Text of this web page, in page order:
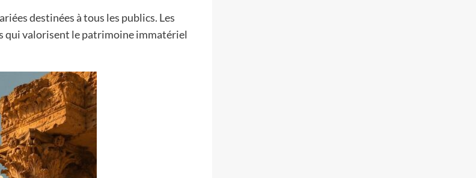
destinées à tous les publics. Les
qui valorisent le patrimoine immatériel